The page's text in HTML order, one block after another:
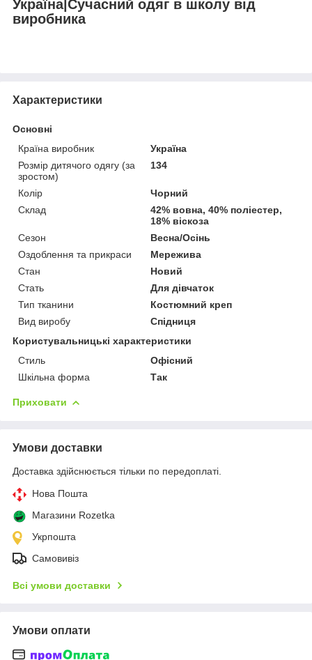
Україна|Сучасний одяг в школу від
виробника
Характеристики
Основні
Країна виробник
Україна
Розмір дитячого одягу (за
зростом)
134
Колір
Чорний
Склад
42% вовна, 40% поліестер,
18% віскоза
Сезон
Весна/Осінь
Оздоблення та прикраси
Мережива
Стан
Новий
Стать
Для дівчаток
Тип тканини
Костюмний креп
Вид виробу
Спідниця
Користувальницькі характеристики
Стиль
Офісний
Шкільна форма
Так
Приховати
Умови доставки
Доставка здійснюється тільки по передоплаті.
Нова Пошта
Магазини Rozetka
Укрпошта
Самовивіз
Всі умови доставки
Умови оплати